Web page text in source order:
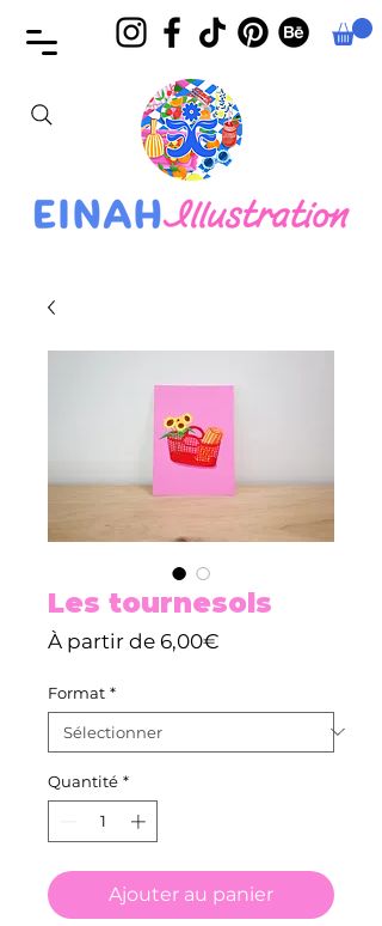
Les tournesols
À partir de 6,00€
Format *
Quantité *
Ajouter au panier